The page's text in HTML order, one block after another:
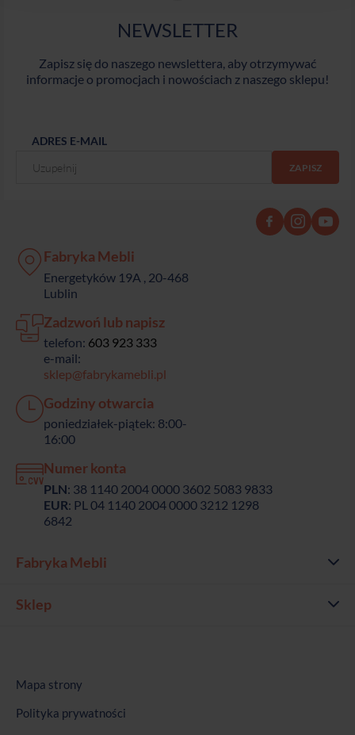
NEWSLETTER
Zapisz się do naszego newslettera, aby otrzymywać
informacje o promocjach i nowościach z naszego sklepu!
ADRES E-MAIL
Fabryka Mebli
Energetyków 19A , 20-468
Lublin
Zadzwoń lub napisz
telefon: 603 923 333
e-mail:
sklep@fabrykamebli.pl
Godziny otwarcia
poniedziałek-piątek: 8:00-
16:00
Numer konta
PLN: 38 1140 2004 0000 3602 5083 9833
EUR: PL 04 1140 2004 0000 3212 1298
6842
Fabryka Mebli
Sklep
Mapa strony
Polityka prywatności